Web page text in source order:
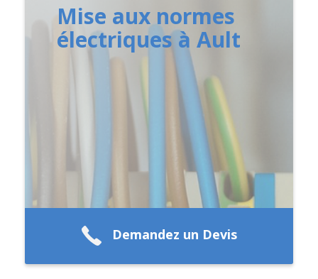
Mise aux normes
électriques à Ault
Demandez un Devis